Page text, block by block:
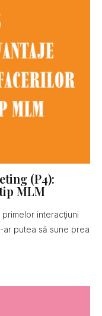
(P4):
MLM
interacţiuni
putea să sune prea